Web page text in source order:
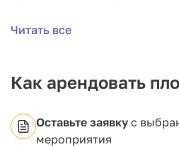
25 000 ₽.
Читать все
Как арендовать
Оставьте заявку с
мероприятия